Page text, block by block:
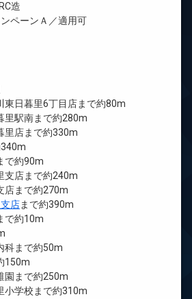
造
ペーンＡ／適用可
東日暮里6丁目店まで約80m
里駅南まで約280m
里店まで約330m
で約90m
支店まで約240m
店まで約270m
店まで約390m
で約10m
科まで約50m
150m
園まで約250m
小学校まで約310m